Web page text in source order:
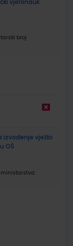
vjeronauk
broj
izvođenje vježbi
OŠ
ministarstva: